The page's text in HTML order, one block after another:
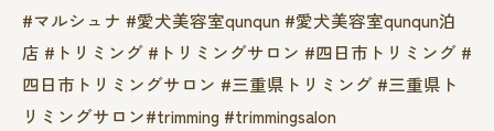
#マルシュナ #愛犬美容室qunqun #愛犬美容室qunqun泊
店 #トリミング #トリミングサロン #四日市トリミング #
四日市トリミングサロン #三重県トリミング #三重県ト
リミングサロン#trimming #trimmingsalon